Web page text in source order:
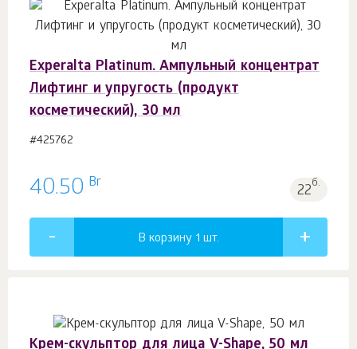
Experalta Platinum. Ампульный концентрат
Лифтинг и упругость (продукт
косметический), 30 мл
#425762
40.50 Br 22б.
В корзину 1 шт.